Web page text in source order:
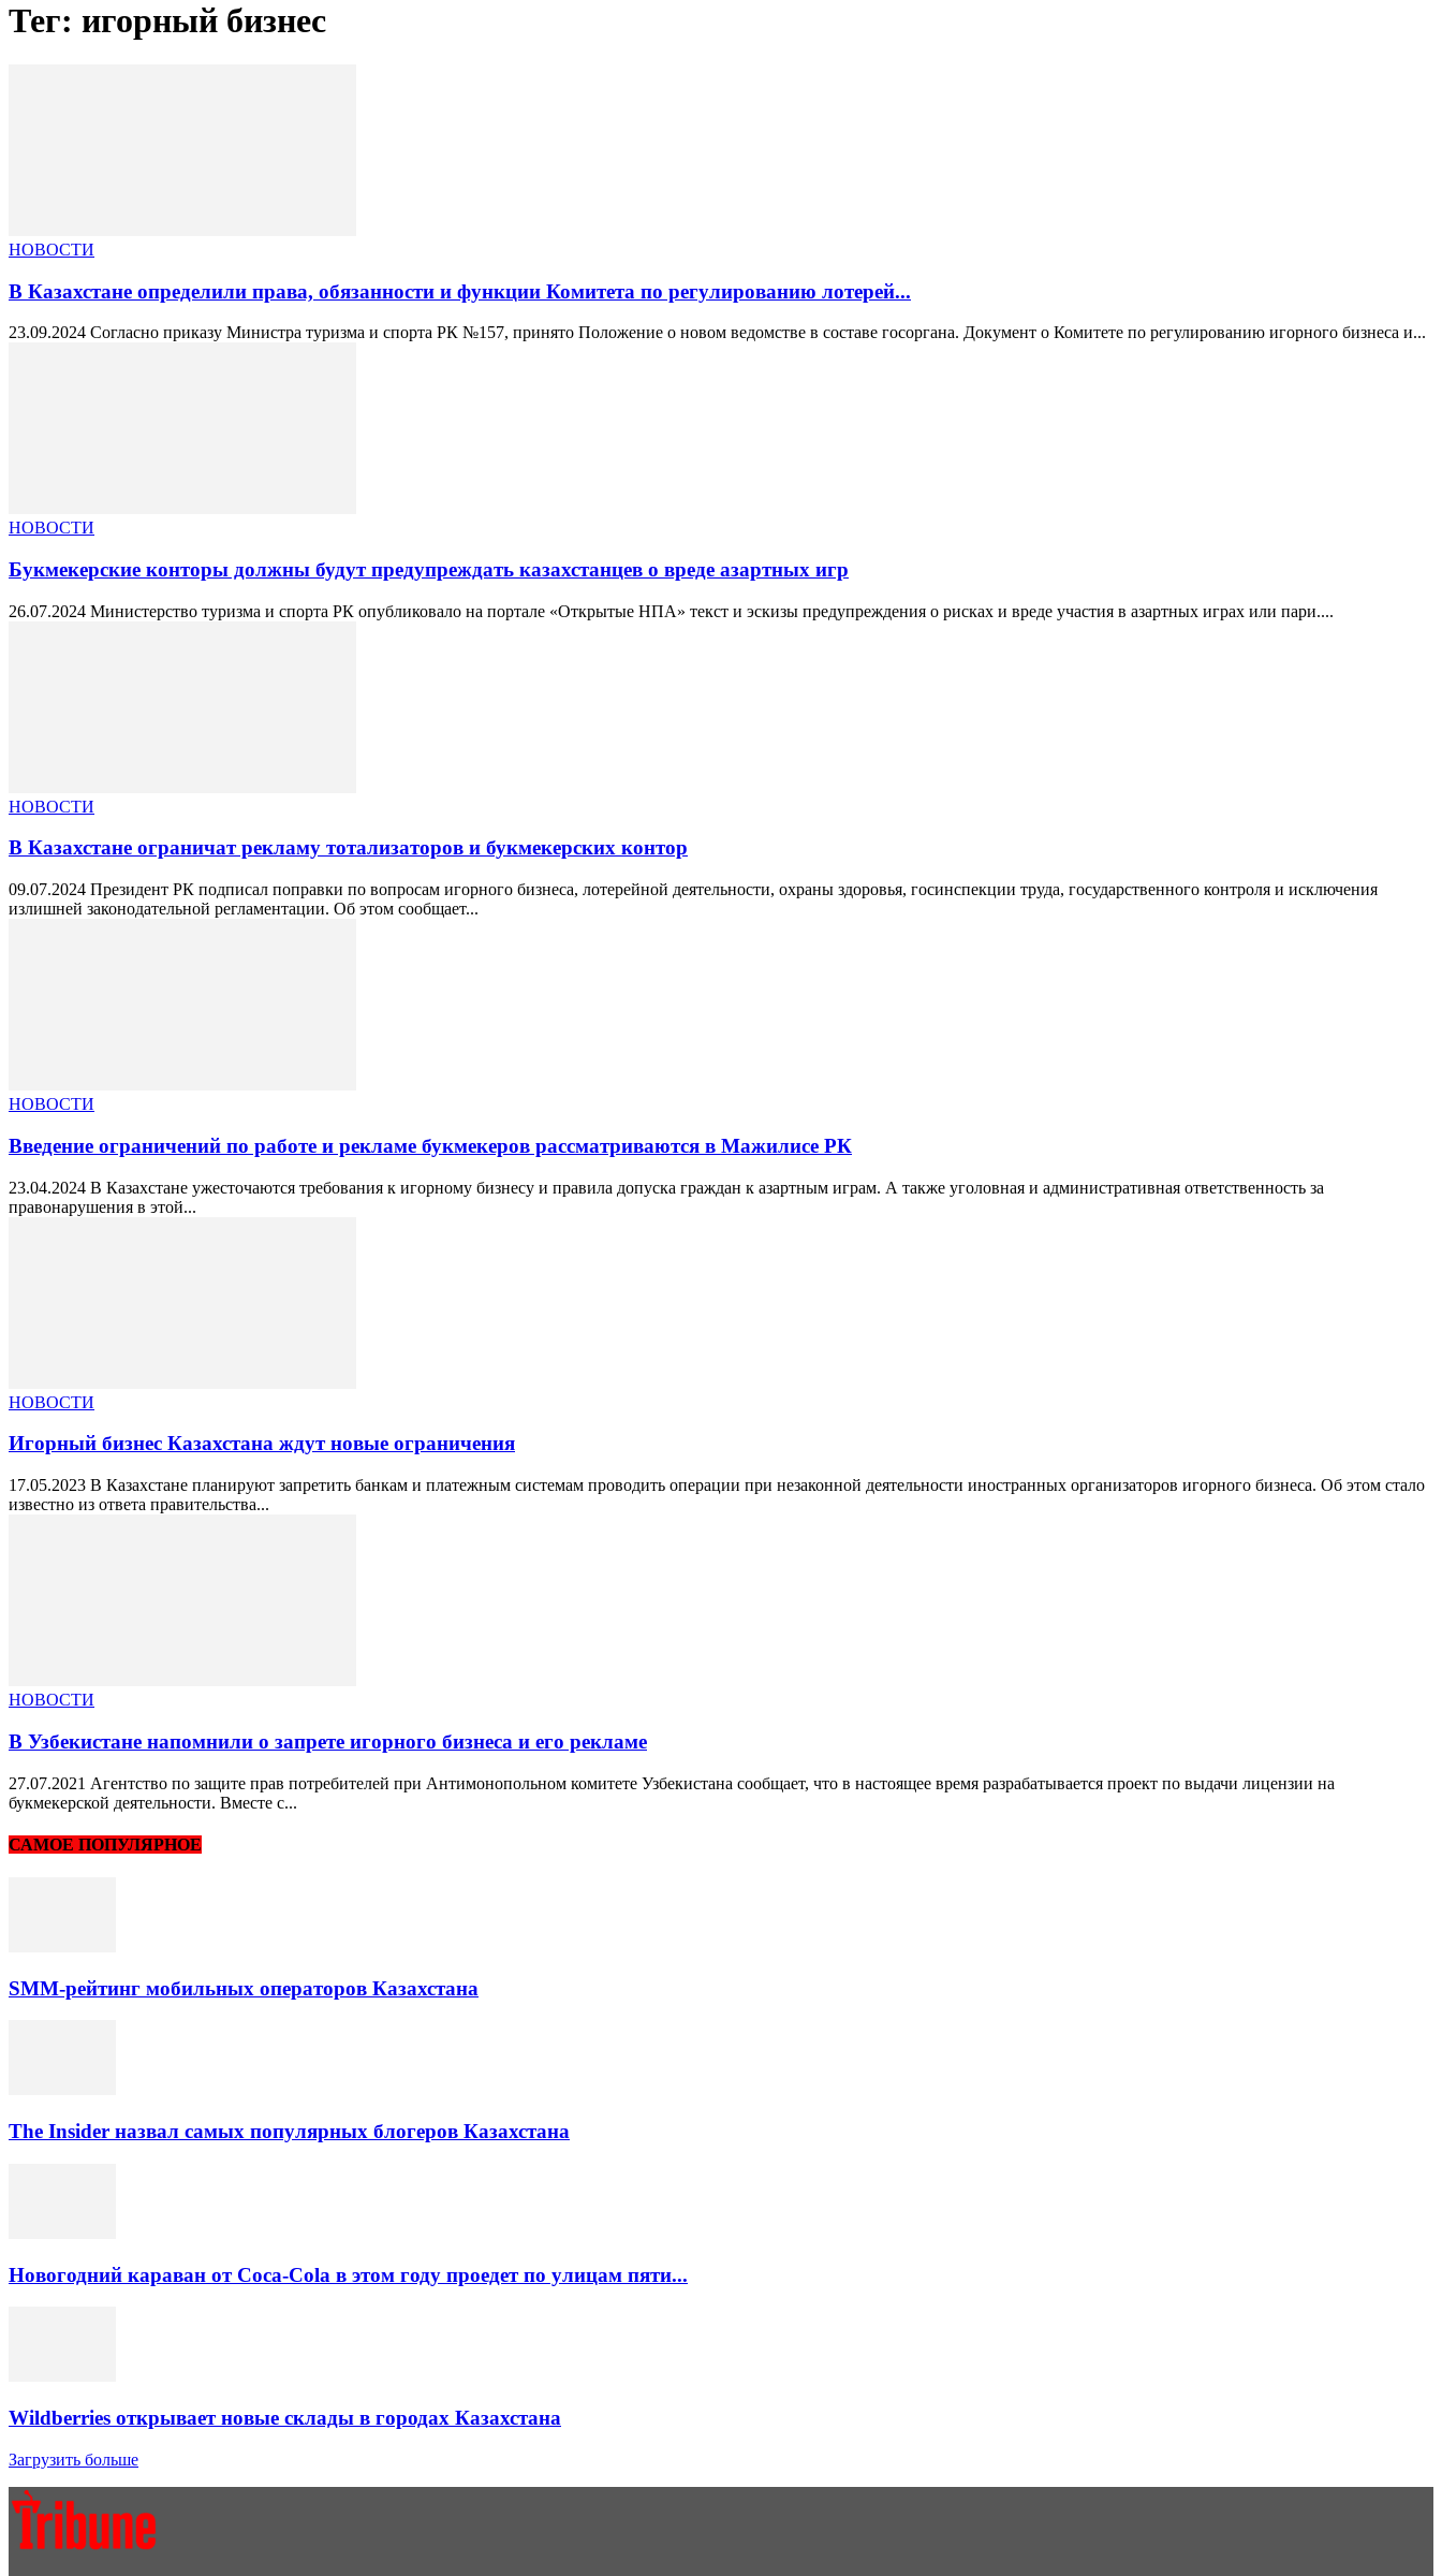
Тег: игорный бизнес
НОВОСТИ
В Казахстане определили права, обязанности и функции Комитета по регулированию лотерей...
23.09.2024 Согласно приказу Министра туризма и спорта РК №157, принято Положение о новом ведомстве в составе госоргана. Документ о Комитете по регулированию игорного бизнеса и...
НОВОСТИ
Букмекерские конторы должны будут предупреждать казахстанцев о вреде азартных игр
26.07.2024 Министерство туризма и спорта РК опубликовало на портале «Открытые НПА» текст и эскизы предупреждения о рисках и вреде участия в азартных играх или пари....
НОВОСТИ
В Казахстане ограничат рекламу тотализаторов и букмекерских контор
09.07.2024 Президент РК подписал поправки по вопросам игорного бизнеса, лотерейной деятельности, охраны здоровья, госинспекции труда, государственного контроля и исключения
излишней законодательной регламентации. Об этом сообщает...
НОВОСТИ
Введение ограничений по работе и рекламе букмекеров рассматриваются в Мажилисе РК
23.04.2024 В Казахстане ужесточаются требования к игорному бизнесу и правила допуска граждан к азартным играм. А также уголовная и административная ответственность за
правонарушения в этой...
НОВОСТИ
Игорный бизнес Казахстана ждут новые ограничения
17.05.2023 В Казахстане планируют запретить банкам и платежным системам проводить операции при незаконной деятельности иностранных организаторов игорного бизнеса. Об этом стало
известно из ответа правительства...
НОВОСТИ
В Узбекистане напомнили о запрете игорного бизнеса и его рекламе
27.07.2021 Агентство по защите прав потребителей при Антимонопольном комитете Узбекистана сообщает, что в настоящее время разрабатывается проект по выдачи лицензии на
букмекерской деятельности. Вместе с...
САМОЕ ПОПУЛЯРНОЕ
SMM-рейтинг мобильных операторов Казахстана
The Insider назвал самых популярных блогеров Казахстана
Новогодний караван от Coca-Cola в этом году проедет по улицам пяти...
Wildberries открывает новые склады в городах Казахстана
Загрузить больше